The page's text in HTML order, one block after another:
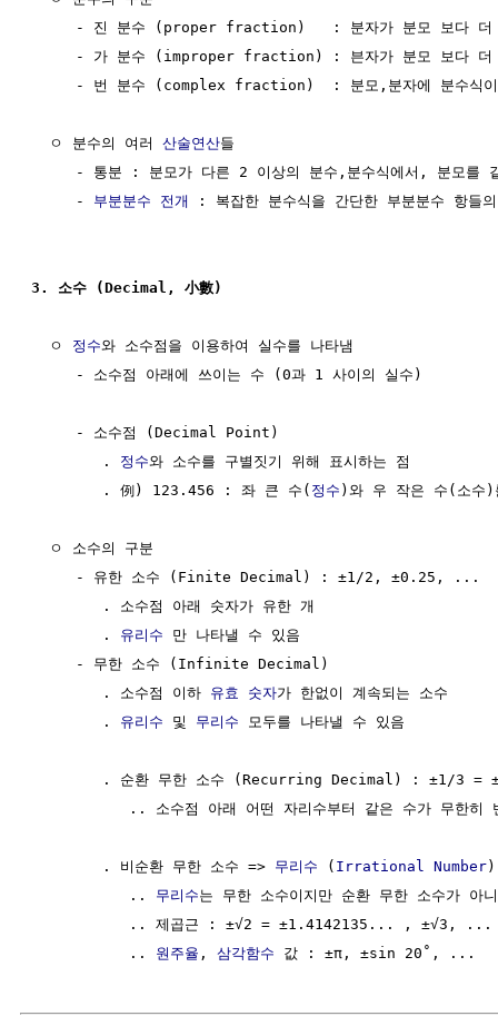
- 진 분수 (proper fraction)   : 분자가 분모 보다 더
- 가 분수 (improper fraction) : 븐자가 분모 보다 더
- 번 분수 (complex fraction)  : 분모,분자에 분수식이
  ㅇ 분수의 여러
산술연산들
- 통분 : 분모가 다른 2 이상의 분수,분수식에서, 분모를
     -
부분분수 전개 : 복잡한 분수식을 간단한 부분분수 항들
3. 소수 (Decimal, 小數)
  ㅇ
정수와 소수점을 이용하여 실수를 나타냄
     - 소수점 아래에 쓰이는 수 (0과 1 사이의 실수)
- 소수점 (Decimal Point)
        .
정수와 소수를 구별짓기 위해 표시하는 점
        . 例) 123.456 : 좌 큰 수(
정수 )와 우 작은 수(소수)
  ㅇ 소수의 구분
     - 유한 소수 (Finite Decimal) : ±1/2, ±0.25, ...
        . 소수점 아래 숫자가 유한 개
        .
유리수 만 나타낼 수 있음
     - 무한 소수 (Infinite Decimal)
        . 소수점 이하
유효 숫자가 한없이 계속되는 소수
        .
유리수 및 무리수 모두를 나타낼 수 있음
. 순환 무한 소수 (Recurring Decimal) : ±1/3
.. 소수점 아래 어떤 자리수부터 같은 수가 무한히
        . 비순환 무한 소수 =>
무리수 ( Irrational Number)
           ..
무리수는 무한 소수이지만 순환 무한 소수가 아
           .. 제곱근 : ±√2 = ±1.4142135... , ±√3, ...
           ..
원주율 , 삼각함수